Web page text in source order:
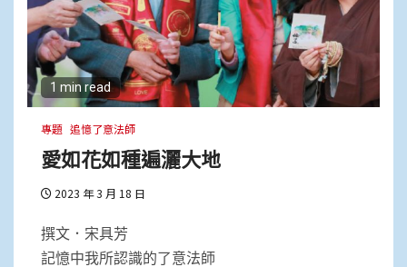
1 min read
專題 追憶了意法師
愛如花如種遍灑大地
2023 年 3 月 18 日
撰文．宋具芳
記憶中我所認識的了意法師